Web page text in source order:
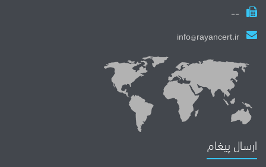
--
info@rayancert.ir
ارسال پیغام